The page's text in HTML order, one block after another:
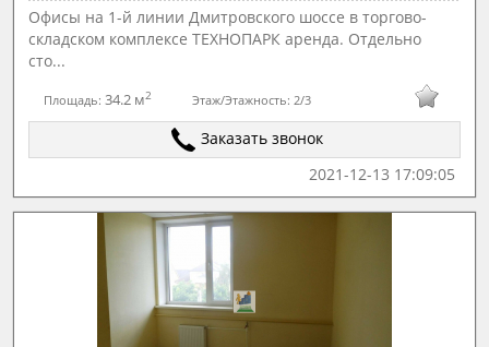
Офисы на 1-й линии Дмитровского шоссе в торгово-
складском комплексе ТЕХНОПАРК аренда. Отдельно
сто...
Площадь: 34.2 м2 Этаж/Этажность: 2/3
Заказать звонок
2021-12-13 17:09:05